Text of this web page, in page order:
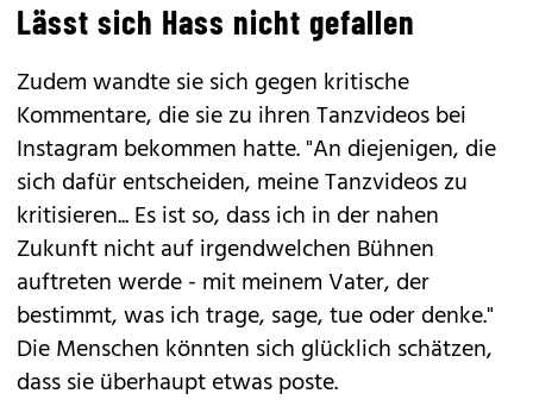
Lässt sich Hass nicht gefallen
Zudem wandte sie sich gegen kritische
Kommentare, die sie zu ihrenTanzvideosbei
Instagram bekommen hatte. "An diejenigen, die
sich dafür entscheiden, meine Tanzvideos zu
kritisieren... Es ist so, dass ich in der nahen
Zukunft nicht auf irgendwelchen Bühnen
auftreten werde - mit meinem Vater, der
bestimmt, was ich trage, sage, tue oder denke."
Die Menschen könnten sich glücklich schätzen,
dass sie überhaupt etwas poste.